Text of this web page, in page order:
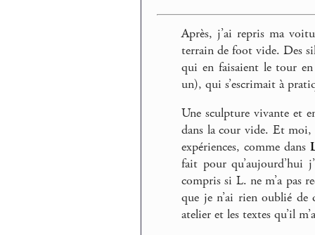
Après, j’ai repris ma
terrain de foot vide. Des
qui en faisaient le tour
un), qui s’escrimait à
Une sculpture vivante et
dans la cour vide. Et moi,
expériences, comme dans
fait pour qu’aujourd’hui
compris si L. ne m’a pas
que je n’ai rien oublié
atelier et les textes qu’il